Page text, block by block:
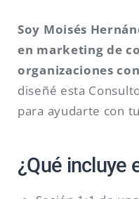
Soy Moisés
en marketing de
organizaciones
diseñé esta
para ayudarte con
¿Qué incluye